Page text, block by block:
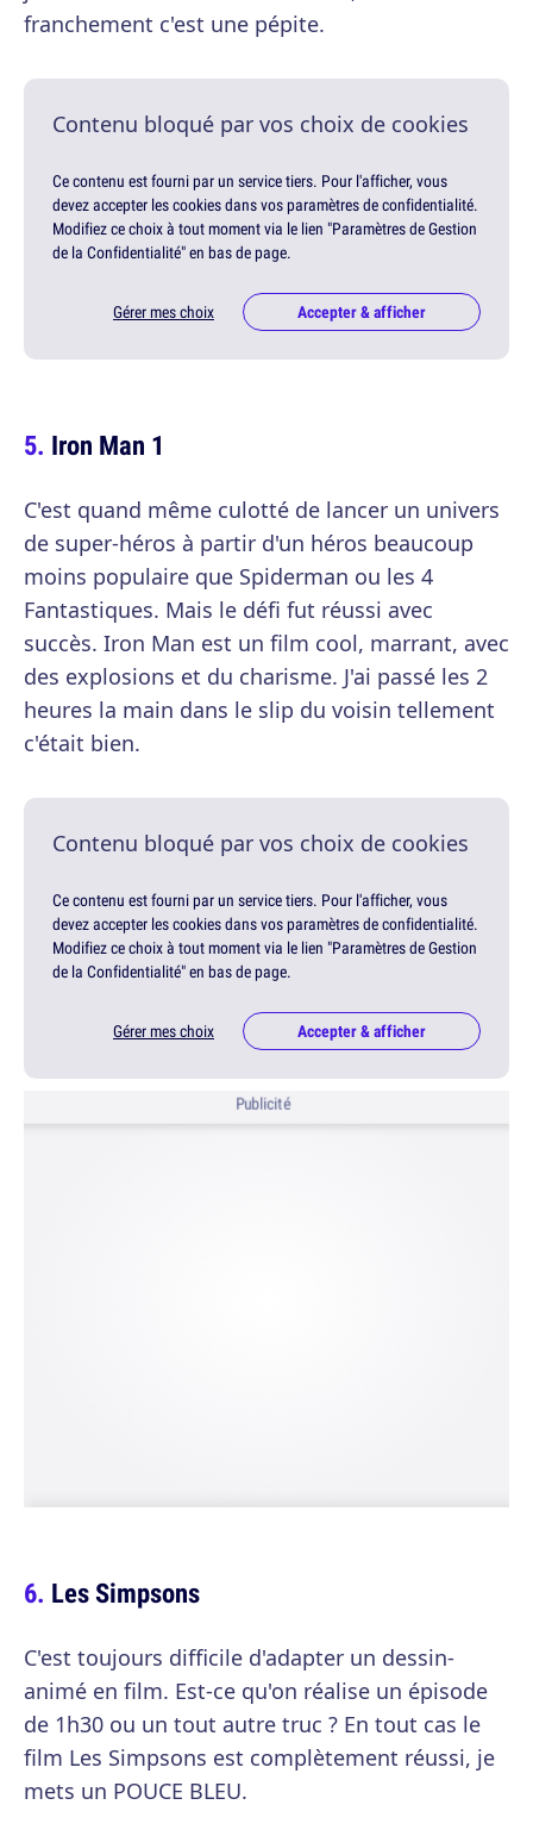
franchement c'est une pépite.
Contenu bloqué par vos choix de cookies
Ce contenu est fourni par un service tiers. Pour l'afficher, vous
devez accepter les cookies dans vos paramètres de confidentialité.
Modifiez ce choix à tout moment via le lien "Paramètres de Gestion
de la Confidentialité" en bas de page.
Gérer mes choix Accepter & afficher
Iron Man 1
C'est quand même culotté de lancer un univers
de super-héros à partir d'un héros beaucoup
moins populaire que Spiderman ou les 4
Fantastiques. Mais le défi fut réussi avec
succès. Iron Man est un film cool, marrant, avec
des explosions et du charisme. J'ai passé les 2
heures la main dans le slip du voisin tellement
c'était bien.
Contenu bloqué par vos choix de cookies
Ce contenu est fourni par un service tiers. Pour l'afficher, vous
devez accepter les cookies dans vos paramètres de confidentialité.
Modifiez ce choix à tout moment via le lien "Paramètres de Gestion
de la Confidentialité" en bas de page.
Gérer mes choix Accepter & afficher
Publicité
Les Simpsons
C'est toujours difficile d'adapter un dessin-
animé en film. Est-ce qu'on réalise un épisode
de 1h30 ou un tout autre truc ? En tout cas le
film Les Simpsons est complètement réussi, je
mets un POUCE BLEU.